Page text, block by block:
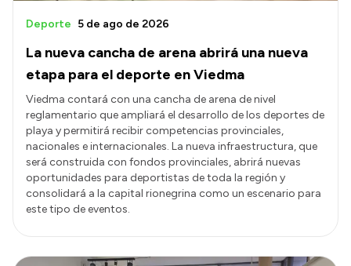
Transparencia
Presupuesto
Boletín Oficial
Compras y licitaciones
Consulta de expedientes
Consulta de pago a proveedores
Convocatorias
La nueva cancha de arena abrirá una nueva
etapa para el deporte en Viedma
Deporte 5 de ago de 2026
Viedma contará con una cancha de arena de nivel
reglamentario que ampliará el desarrollo de los deportes de
playa y permitirá recibir competencias provinciales,
nacionales e internacionales. La nueva infraestructura, que
será construida con fondos provinciales, abrirá nuevas
oportunidades para deportistas de toda la región y
consolidará a la capital rionegrina como un escenario para
este tipo de eventos.